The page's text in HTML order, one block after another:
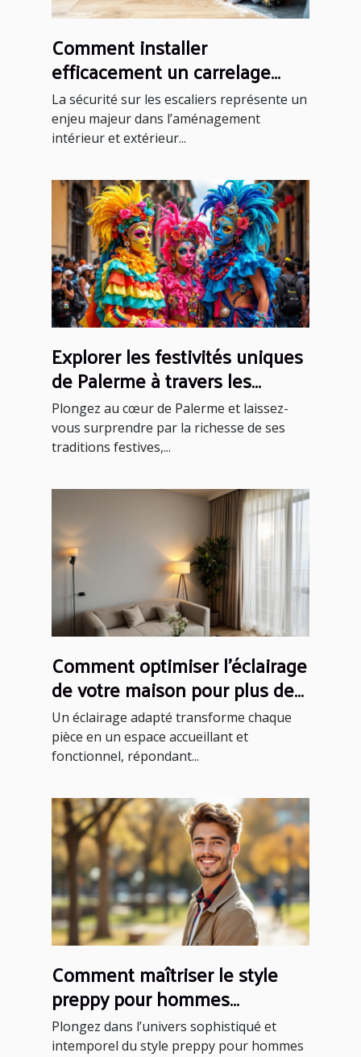
Comment installer
efficacement un carrelage
antidérapant sur un escalier ?
La sécurité sur les escaliers représente un
enjeu majeur dans l’aménagement
intérieur et extérieur...
Explorer les festivités uniques
de Palerme à travers les
saisons
Plongez au cœur de Palerme et laissez-
vous surprendre par la richesse de ses
traditions festives,...
Comment optimiser l'éclairage
de votre maison pour plus de
confort ?
Un éclairage adapté transforme chaque
pièce en un espace accueillant et
fonctionnel, répondant...
Comment maîtriser le style
preppy pour hommes
modernes ?
Plongez dans l’univers sophistiqué et
intemporel du style preppy pour hommes